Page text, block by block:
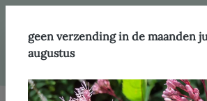
geen verzending in de maanden
augustus